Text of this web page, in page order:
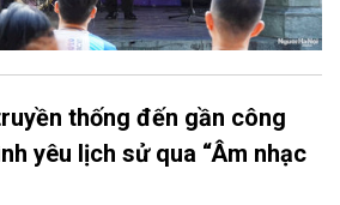
thống đến gần công
yêu lịch sử qua “Âm nhạc